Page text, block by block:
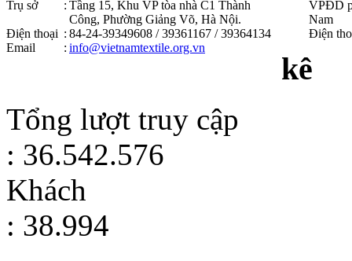
Trụ sở : Tầng 15, Khu VP tòa nhà C1 Thành
Công, Phường Giảng Võ, Hà Nội .
Điện thoại : 84-24-39349608 / 39361167 / 39364134
Email
: info@vietnamtextile.org.vn
VPĐD
Nam
Điện
kê
Tổng lượt truy cập
: 36.542.576
Khách
: 38.994